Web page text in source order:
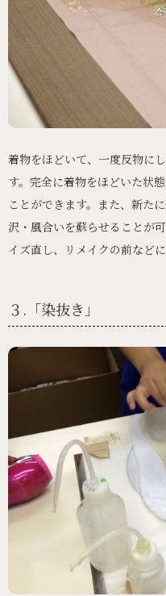
着物をほどいて、一度反物に
す。完全に着物をほどいた状
ことができます。また、新た
沢・風合いを蘇らせることが
イズ直し、リメイクの前などに
３.「染抜き」